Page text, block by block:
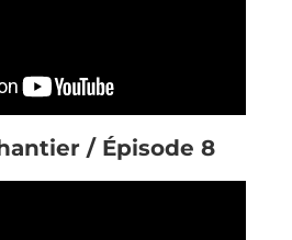
/ Épisode 8